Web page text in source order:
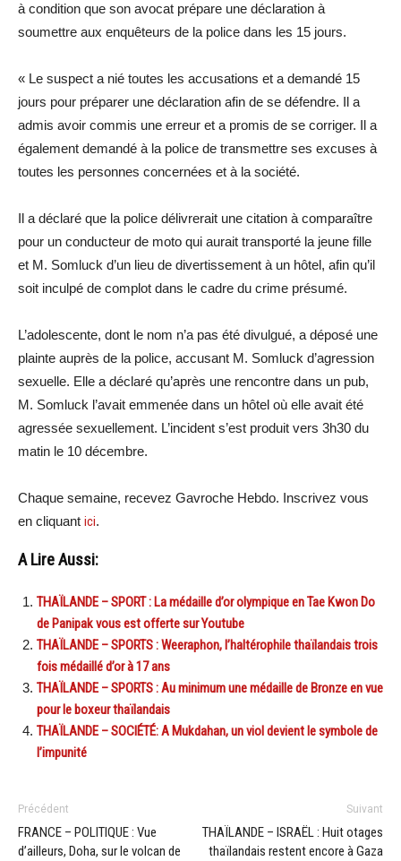
à condition que son avocat prépare une déclaration à
soumettre aux enquêteurs de la police dans les 15 jours.
« Le suspect a nié toutes les accusations et a demandé 15
jours pour préparer une déclaration afin de se défendre. Il a
admis avoir commis une erreur et a promis de se corriger. Il a
également demandé à la police de transmettre ses excuses à
toutes les personnes concernées et à la société.
Il a déclaré que la police délivrerait une citation à comparaître
pour un conducteur de moto qui aurait transporté la jeune fille
et M. Somluck d’un lieu de divertissement à un hôtel, afin qu’il
soit inculpé de complot dans le cadre du crime présumé.
L’adolescente, dont le nom n’a pas été divulgué, a déposé une
plainte auprès de la police, accusant M. Somluck d’agression
sexuelle. Elle a déclaré qu’après une rencontre dans un pub,
M. Somluck l’avait emmenée dans un hôtel où elle avait été
agressée sexuellement. L’incident s’est produit vers 3h30 du
matin le 10 décembre.
Chaque semaine, recevez Gavroche Hebdo. Inscrivez vous
en cliquant ici.
A Lire Aussi:
THAÏLANDE – SPORT : La médaille d’or olympique en Tae Kwon Do
de Panipak vous est offerte sur Youtube
THAÏLANDE – SPORTS : Weeraphon, l’haltérophile thaïlandais trois
fois médaillé d’or à 17 ans
THAÏLANDE – SPORTS : Au minimum une médaille de Bronze en vue
pour le boxeur thaïlandais
THAÏLANDE – SOCIÉTÉ: A Mukdahan, un viol devient le symbole de
l’impunité
Précédent
FRANCE – POLITIQUE : Vue
d’ailleurs, Doha, sur le volcan de
Suivant
THAÏLANDE – ISRAËL : Huit otages
thaïlandais restent encore à Gaza